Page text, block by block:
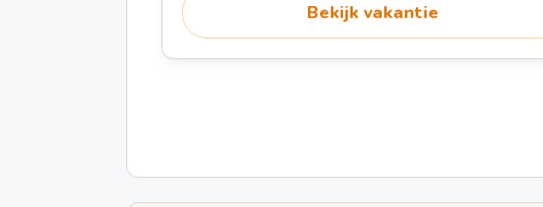
Bekijk vakantie